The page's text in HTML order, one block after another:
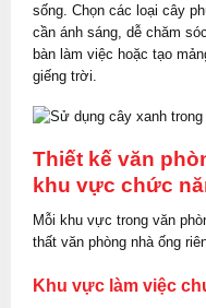
sống. Chọn các loại cây
cần ánh sáng, dễ chăm
bàn làm việc hoặc tạo
giếng trời.
Thiết kế văn
khu vực chức
Mỗi khu vực trong văn
thất văn phòng nhà ống
Khu vực làm việc